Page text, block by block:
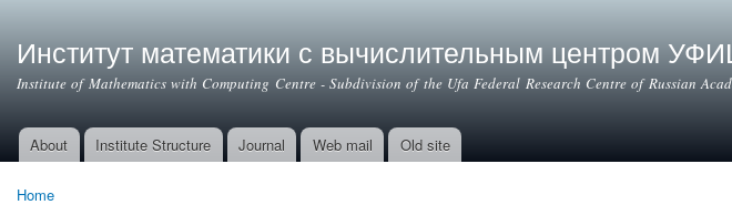
content
Институт математики с вычислительным центром
Institute of Mathematics with Computing Centre - Subdivision of the Ufa Federal Research Centre of Russian
Main menu
About Institute Structure Journal Web mail Old site
Home